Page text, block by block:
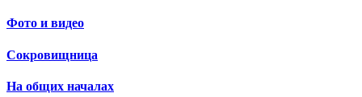
Фото и видео
Сокровищница
На общих началах